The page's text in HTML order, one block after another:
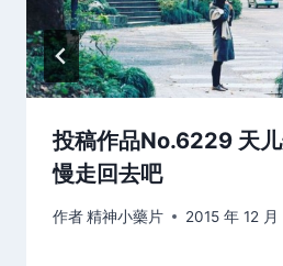
投稿作品No.6229 天
慢走回去吧
作者精神小藥片 2015 年 12 月